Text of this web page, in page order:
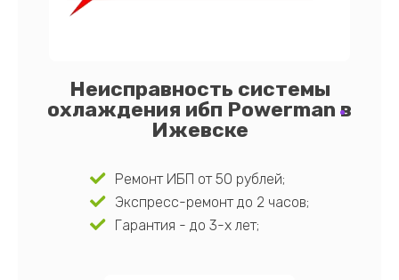
Неисправность системы
охлаждения ибп Powerman в
Ижевске
Ремонт ИБП от 50 рублей;
Экспресс-ремонт до 2 часов;
Гарантия - до 3-х лет;